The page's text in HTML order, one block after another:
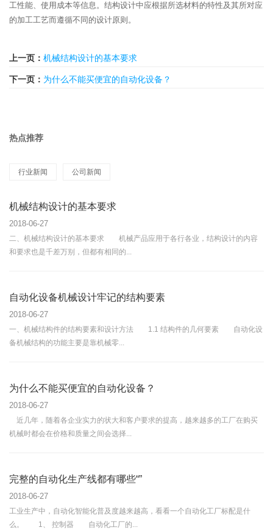
工性能、使用成本等信息。结构设计中应根据所选材料的特性及其所对应
的加工工艺而遵循不同的设计原则。
上一页： 机械结构设计的基本要求
下一页： 为什么不能买便宜的自动化设备？
热点推荐
行业新闻 公司新闻
机械结构设计的基本要求
2018-06-27
二、机械结构设计的基本要求 机械产品应用于各行各业，结构设计的内容
和要求也是千差万别，但都有相同的...
自动化设备机械设计牢记的结构要素
2018-06-27
一、机械结构件的结构要素和设计方法 1.1 结构件的几何要素 自动化设
备机械结构的功能主要是靠机械零...
为什么不能买便宜的自动化设备？
2018-06-27
近几年，随着各企业实力的状大和客户要求的提高，越来越多的工厂在购买
机械时都会在价格和质量之间会选择...
完整的自动化生产线都有哪些“”
2018-06-27
工业生产中，自动化智能化普及度越来越高，看看一个自动化工厂标配是什
么。 1、 控制器 自动化工厂的...